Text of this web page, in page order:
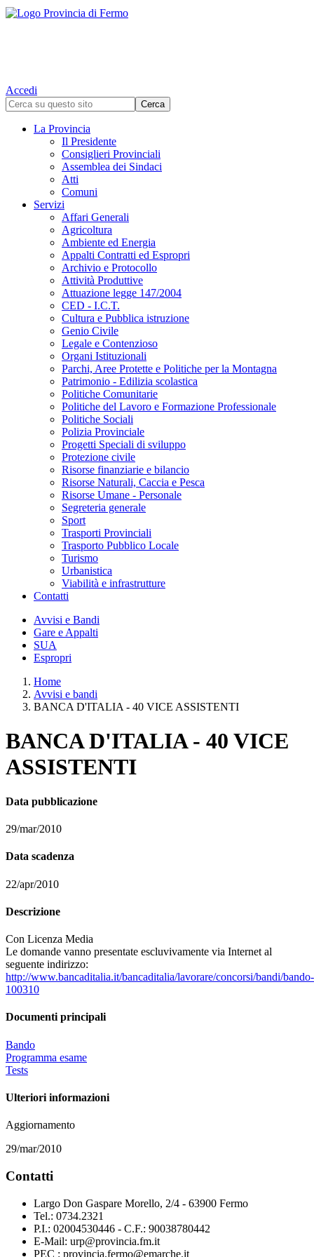
Accedi
La Provincia
Il Presidente
Consiglieri Provinciali
Assemblea dei Sindaci
Atti
Comuni
Servizi
Affari Generali
Agricoltura
Ambiente ed Energia
Appalti Contratti ed Espropri
Archivio e Protocollo
Attività Produttive
Attuazione legge 147/2004
CED - I.C.T.
Cultura e Pubblica istruzione
Genio Civile
Legale e Contenzioso
Organi Istituzionali
Parchi, Aree Protette e Politiche per la Montagna
Patrimonio - Edilizia scolastica
Politiche Comunitarie
Politiche del Lavoro e Formazione Professionale
Politiche Sociali
Polizia Provinciale
Progetti Speciali di sviluppo
Protezione civile
Risorse finanziarie e bilancio
Risorse Naturali, Caccia e Pesca
Risorse Umane - Personale
Segreteria generale
Sport
Trasporti Provinciali
Trasporto Pubblico Locale
Turismo
Urbanistica
Viabilità e infrastrutture
Contatti
Avvisi e Bandi
Gare e Appalti
SUA
Espropri
Home
Avvisi e bandi
BANCA D'ITALIA - 40 VICE ASSISTENTI
BANCA D'ITALIA - 40 VICE
ASSISTENTI
Data pubblicazione
29/mar/2010
Data scadenza
22/apr/2010
Descrizione
Con Licenza Media
Le domande vanno presentate escluvivamente via Internet al
seguente indirizzo:
http://www.bancaditalia.it/bancaditalia/lavorare/concorsi/bandi/bando-
100310
Documenti principali
Bando
Programma esame
Tests
Ulteriori informazioni
Aggiornamento
29/mar/2010
Contatti
Largo Don Gaspare Morello, 2/4 - 63900 Fermo
Tel.: 0734.2321
P.I.: 02004530446 - C.F.: 90038780442
E-Mail: urp@provincia.fm.it
PEC : provincia.fermo@emarche.it